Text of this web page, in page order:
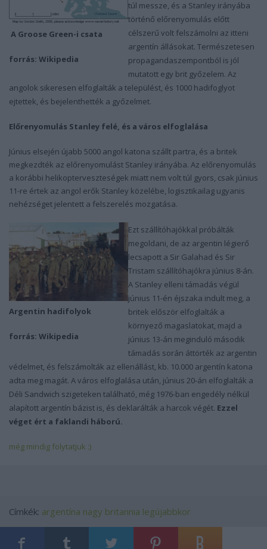
A Groose Green-i csata
forrás: Wikipedia
túl messze, és a Stanley irányába
történő előrenyomulás előtt
célszerű volt felszámolni az itteni
argentín állásokat. Természetesen
propagandaszempontból is jól
mutatott egy brit győzelem. Az
angolok sikeresen elfoglalták a települést, és 1000 hadifoglyot
ejtettek, és bejelenthették a győzelmet.
Előrenyomulás Stanley felé, és a város elfoglalása
Június elsején újabb 5000 angol katona szállt partra, és a britek
megkezdték az előrenyomulást Stanley irányába. Az előrenyomulás
a korábbi helikopterveszteségek miatt nem volt túl gyors, csak június
11-re értek az angol erők Stanley közelébe, logisztikailag ugyanis
nehézséget jelentett a felszerelés mozgatása.
Argentin hadifolyok
forrás: Wikipedia
Ezt szállítóhajókkal próbálták
megoldani, de az argentin légierő
lecsapott a Sir Galahad és Sir
Tristam szállítóhajókra június 8-án.
A Stanley elleni támadás végül
június 11-én éjszaka indult meg, a
britek először elfoglalták a
környező magaslatokat, majd a
június 13-án meginduló második
támadás során áttörték az argentin
védelmet, és felszámolták az ellenállást, kb. 10.000 argentín katona
adta meg magát. A város elfoglalása után, június 20-án elfoglalták a
Déli Sandwich szigeteken található, még 1976-ban engedély nélkül
alapított argentín bázist is, és deklarálták a harcok végét. Ezzel
véget ért a faklandi háború.
még mindig folytatjuk :)
Címkék: argentína nagy britannia legújabbkor